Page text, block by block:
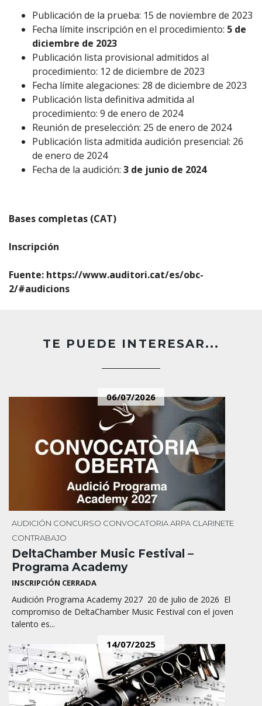
Publicación de la prueba: 15 de noviembre de 2023
Fecha límite inscripción en el procedimiento: 5 de
diciembre de 2023
Publicación lista provisional admitidos al
procedimiento: 12 de diciembre de 2023
Fecha límite alegaciones: 28 de diciembre de 2023
Publicación lista definitiva admitida al
procedimiento: 9 de enero de 2024
Reunión de preselección: 25 de enero de 2024
Publicación lista admitida audición presencial: 26
de enero de 2024
Fecha de la audición: 3 de junio de 2024
Bases completas (CAT)
Inscripción
Fuente: https://www.auditori.cat/es/obc-
2/#audicions
TE PUEDE INTERESAR...
06/07/2026
AUDICIÓN CONCURSO CONVOCATORIAARPA CLARINETE
CONTRABAJO
DeltaChamber Music Festival –
Programa Academy
INSCRIPCIÓN CERRADA
Audición Programa Academy 2027 20 de julio de 2026 El
compromiso de DeltaChamber Music Festival con el joven
talento es...
14/07/2025